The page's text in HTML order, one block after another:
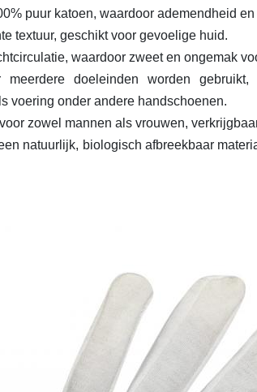
puur katoen, waardoor ademendheid
textuur, geschikt voor gevoelige huid.
waardoor zweet en ongemak
meerdere doeleinden worden
voering onder andere handschoenen.
zowel mannen als vrouwen,
natuurlijk, biologisch afbreekbaar